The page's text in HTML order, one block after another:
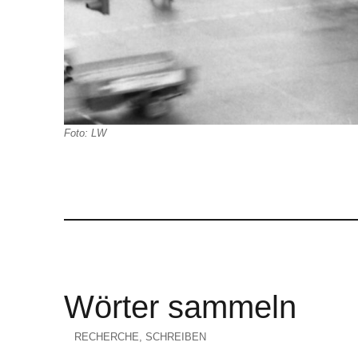
Foto: LW
Wörter sammeln
Veröffentlicht
KATEGORIEN
RECHERCHE ,SCHREIBEN